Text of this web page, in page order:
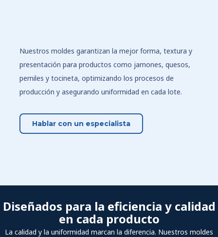
Nuestros moldes garantizan la mejor forma, textura y
presentación para productos como jamones, quesos,
perniles y tocineta, optimizando los procesos de
producción y asegurando uniformidad en cada lote.
Hablar con un especialista
Diseñados para la eficiencia y calidad
en cada producto
La calidad y la uniformidad marcan la diferencia. Nuestros moldes